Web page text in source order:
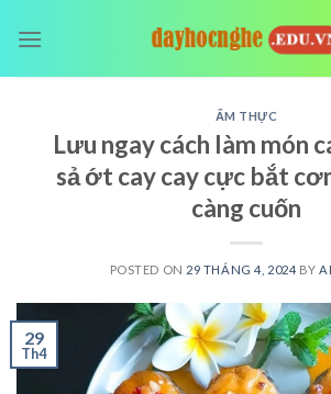
ẨM THỰC
Lưu ngay cách làm món
sả ớt cay cay cực bắt
càng cuốn
POSTED ON 29 THÁNG 4, 2024 BY
29
Th4